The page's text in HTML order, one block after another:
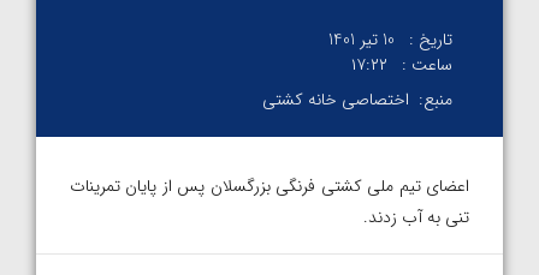
تاریخ :
10 تیر 1401
ساعت :
۱۷:۲۲
منبع: اختصاصی خانه کشتی
اعضای تیم ملی کشتی فرنگی بزرگسلان پس از پایان تمرینات
تنی به آب زدند.